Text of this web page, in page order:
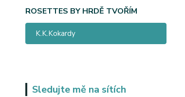
ROSETTES BY HRDĚ TVOŘÍM
K.K.Kokardy
Sledujte mě na sítích